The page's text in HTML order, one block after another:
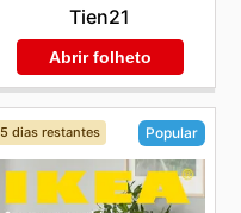
Tien21
Abrir folheto
5 dias restantes Popular